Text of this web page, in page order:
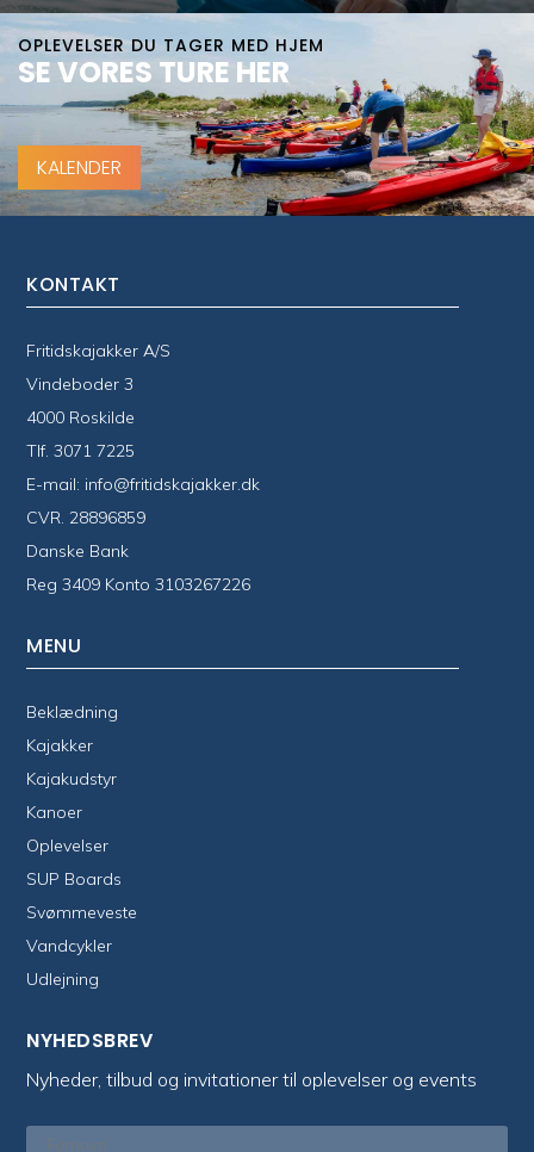
OPLEVELSER DU TAGER MED HJEM
SE VORES TURE HER
KALENDER
KONTAKT
Fritidskajakker A/S
Vindeboder 3
4000 Roskilde
Tlf.3071 7225
E-mail: info@fritidskajakker.dk
CVR. 28896859
Danske Bank
Reg 3409 Konto 3103267226
MENU
Beklædning
Kajakker
Kajakudstyr
Kanoer
Oplevelser
SUP Boards
Svømmeveste
Vandcykler
Udlejning
NYHEDSBREV
Nyheder, tilbud og invitationer til oplevelser og events